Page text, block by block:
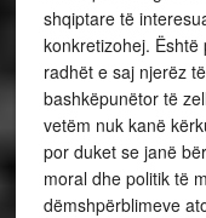
shqiptare të
konkretizohej.
radhët e saj njerëz
bashkëpunëtor të
vetëm nuk kanë
por duket se janë
moral dhe politik të
dëmshpërblimeve